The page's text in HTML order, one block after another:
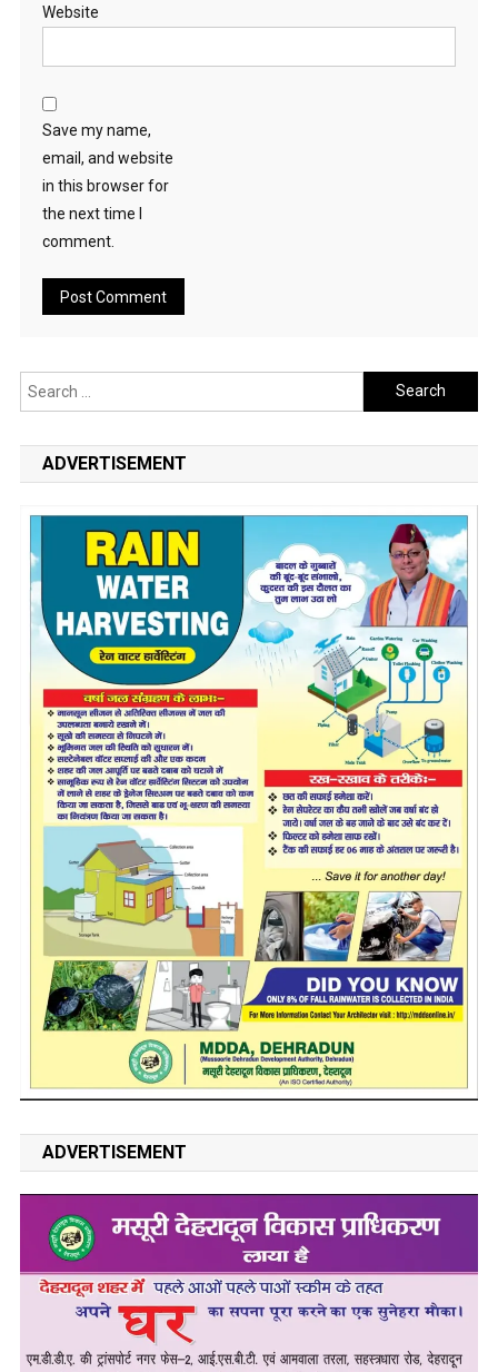
Website
Save my name,
email, and website
in this browser for
the next time I
comment.
Search
for:
ADVERTISEMENT
ADVERTISEMENT